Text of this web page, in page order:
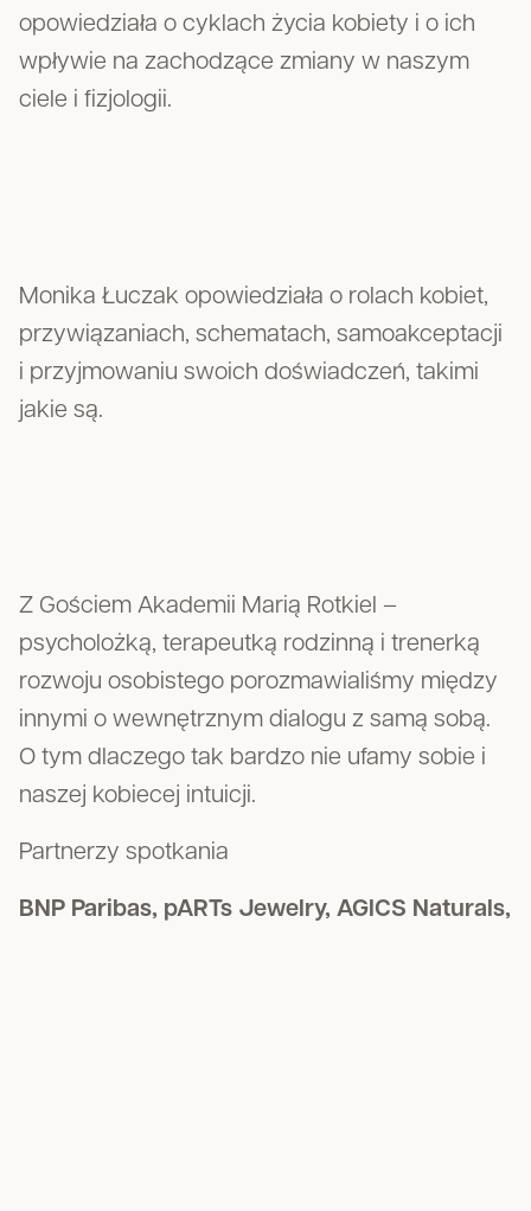
opowiedziała o cyklach życia kobiety i o ich
wpływie na zachodzące zmiany w naszym
ciele i fizjologii.
Monika Łuczak opowiedziała o rolach kobiet,
przywiązaniach, schematach, samoakceptacji
i przyjmowaniu swoich doświadczeń, takimi
jakie są.
Z Gościem Akademii Marią Rotkiel –
psycholożką, terapeutką rodzinną i trenerką
rozwoju osobistego porozmawialiśmy między
innymi o wewnętrznym dialogu z samą sobą.
O tym dlaczego tak bardzo nie ufamy sobie i
naszej kobiecej intuicji.
Partnerzy spotkania
BNP Paribas, pARTs Jewelry, AGICS Naturals,